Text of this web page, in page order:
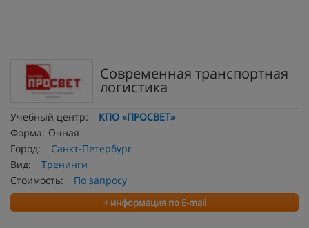
Современная транспортная
логистика
Учебный центр:
КПО «ПРОСВЕТ»
Форма: Очная
Город:
Санкт-Петербург
Вид:
Тренинги
Стоимость:
По запросу
+ информация по E-mail